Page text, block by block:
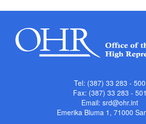
Tel: (387) 33 283 - 500
Fax: (387) 33 283 - 501
Email: srd@ohr.int
Emerika Bluma 1, 71000